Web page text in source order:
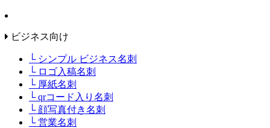
ビジネス向け
└ シンプル ビジネス名刺
└ ロゴ入稿名刺
└ 厚紙名刺
└ qrコード入り名刺
└ 顔写真付き名刺
└ 営業名刺